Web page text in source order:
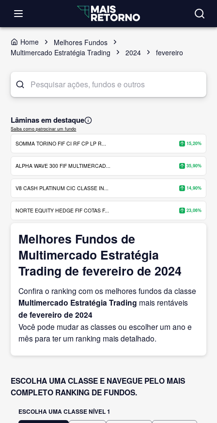
Home
Melhores Fundos
Multimercado Estratégia Trading
2024 fevereiro
Lâminas em destaque
Saiba como patrocinar um fundo
SOMMA TORINO FIF CI RF CP LP R... 15,20%
ALPHA WAVE 300 FIF MULTIMERCAD... 35,90%
V8 CASH PLATINUM CIC CLASSE IN... 14,90%
NORTE EQUITY HEDGE FIF COTAS F... 23,06%
Melhores Fundos de
Multimercado Estratégia
Trading de fevereiro de 2024
Confira o ranking com os melhores fundos da classe
Multimercado Estratégia Trading mais rentáveis
de fevereiro de 2024
Você pode mudar as classes ou escolher um ano e
mês para ter um ranking mais detalhado.
ESCOLHA UMA CLASSE E NAVEGUE PELO MAIS
COMPLETO RANKING DE FUNDOS.
ESCOLHA UMA CLASSE NÍVEL 1